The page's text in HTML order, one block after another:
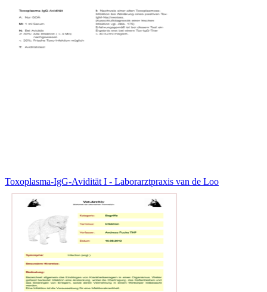
Toxoplasma-IgG-Avidität I - Laborarztpraxis van de Loo